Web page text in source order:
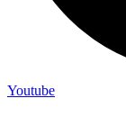
Youtube